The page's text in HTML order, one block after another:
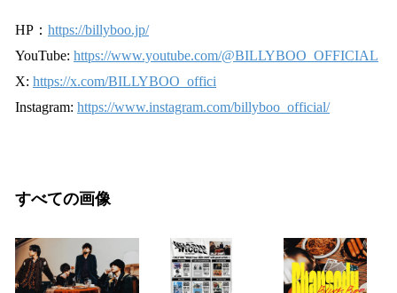
HP： https://billyboo.jp/
YouTube: https://www.youtube.com/@BILLYBOO_OFFICIAL
X: https://x.com/BILLYBOO_offici
Instagram: https://www.instagram.com/billyboo_official/
すべての画像